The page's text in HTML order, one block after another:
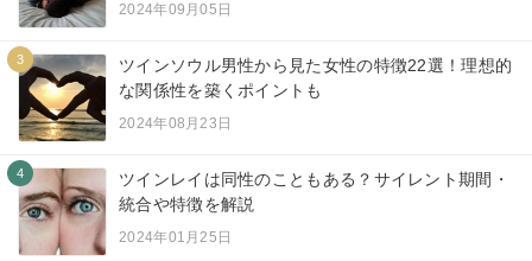
2024年09月05日
3
ツインソウル男性から見た女性の特徴22選！理想的
な関係性を築くポイントも
2024年08月23日
4
ツインレイは同性のこともある？サイレント期間・
統合や特徴を解説
2024年01月25日